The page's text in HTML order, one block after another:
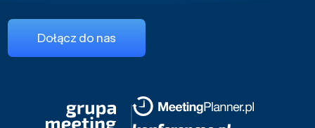
Dołącz do nas